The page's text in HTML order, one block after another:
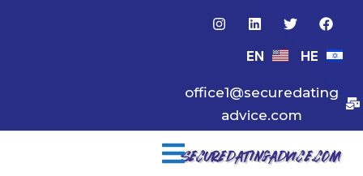
HE
EN
office1@securedating
advice.com